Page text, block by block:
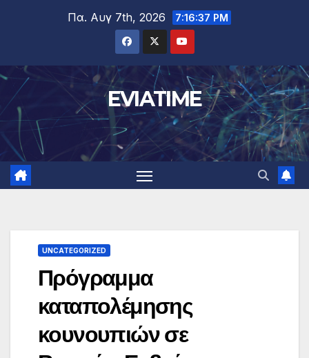
Πα. Αυγ 7th, 2026 7:16:37 PM
EVIATIME
UNCATEGORIZED
Πρόγραμμα
καταπολέμησης
κουνουπιών σε